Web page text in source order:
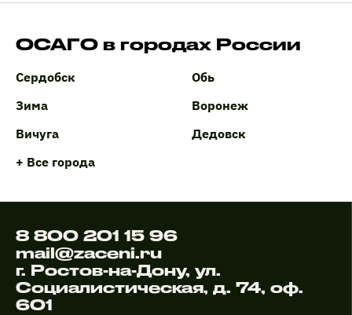
ОСАГО в городах России
Сердобск
Обь
Зима
Воронеж
Вичуга
Дедовск
+ Все города
8 800 201 15 96
mail@zaceni.ru
г. Ростов-на-Дону, ул.
Социалистическая, д. 74, оф.
601